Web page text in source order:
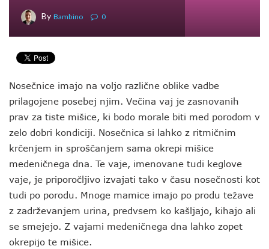
By Bambino 0
Nosečnice imajo na voljo različne oblike vadbe
prilagojene posebej njim. Večina vaj je zasnovanih
prav za tiste mišice, ki bodo morale biti med porodom v
zelo dobri kondiciji. Nosečnica si lahko z ritmičnim
krčenjem in sproščanjem sama okrepi mišice
medeničnega dna. Te vaje, imenovane tudi keglove
vaje, je priporočljivo izvajati tako v času nosečnosti kot
tudi po porodu. Mnoge mamice imajo po produ težave
z zadrževanjem urina, predvsem ko kašljajo, kihajo ali
se smejejo. Z vajami medeničnega dna lahko zopet
okrepijo te mišice.